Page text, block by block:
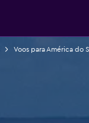
Voos para América do